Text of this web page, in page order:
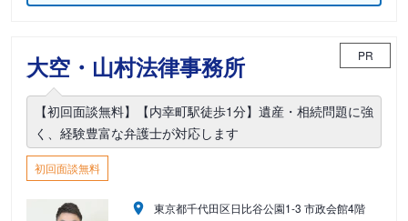
大空・山村法律事務所 PR
【初回面談無料】【内幸町駅徒歩1分】遺産・相続問題に強
く、経験豊富な弁護士が対応します
初回面談無料
東京都千代田区日比谷公園1-3 市政会館4階